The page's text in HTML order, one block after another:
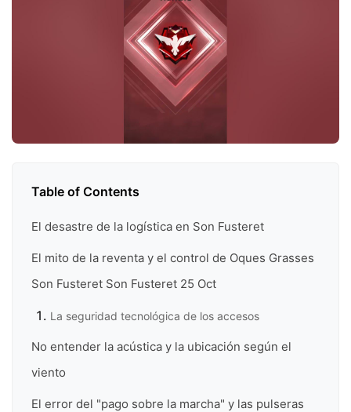
Table of Contents
El desastre de la logística en Son Fusteret
El mito de la reventa y el control de Oques Grasses
Son Fusteret Son Fusteret 25 Oct
La seguridad tecnológica de los accesos
No entender la acústica y la ubicación según el
viento
El error del "pago sobre la marcha" y las pulseras